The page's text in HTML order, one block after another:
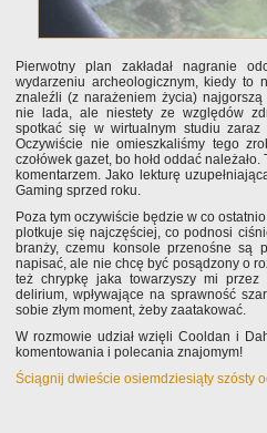
Pierwotny plan zakładał nagranie
wydarzeniu archeologicznym, kiedy to
znaleźli (z narażeniem życia)
nie lada, ale niestety ze względów
spotkać się w wirtualnym studiu
Oczywiście nie omieszkaliśmy tego
czołówek gazet, bo hołd oddać
komentarzem. Jako lekturę
Gaming sprzed roku.
Poza tym oczywiście będzie w co
plotkuje się najczęściej, co podnosi
branży, czemu konsole przenośne są
napisać, ale nie chcę być posądzony o
też chrypkę jaka towarzyszy mi przez
delirium, wpływające na sprawność
sobie złym moment, żeby zaatakować.
W rozmowie udział wzięli Cooldan i
komentowania i polecania znajomym!
Ściągnij dwieście osiemdziesiąty szósty